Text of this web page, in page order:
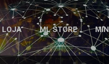
LOJA ML STORE